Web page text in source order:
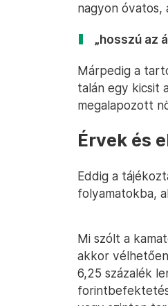
nagyon óvatos,
„hosszú az
Márpedig a
talán egy kicsit
megalapozott
Érvek és
Eddig a
folyamatokba,
Mi szólt a
akkor
6,25 százalék